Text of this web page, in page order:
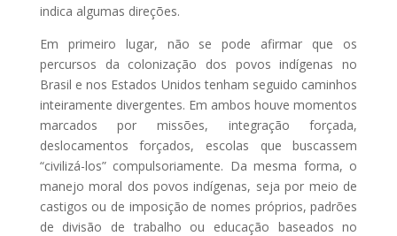
indica algumas direções.
Em primeiro lugar, não se pode afirmar que os
percursos da colonização dos povos indígenas no
Brasil e nos Estados Unidos tenham seguido caminhos
inteiramente divergentes. Em ambos houve momentos
marcados por missões, integração forçada,
deslocamentos forçados, escolas que buscassem
“civilizá-los” compulsoriamente. Da mesma forma, o
manejo moral dos povos indígenas, seja por meio de
castigos ou de imposição de nomes próprios, padrões
de divisão de trabalho ou educação baseados no